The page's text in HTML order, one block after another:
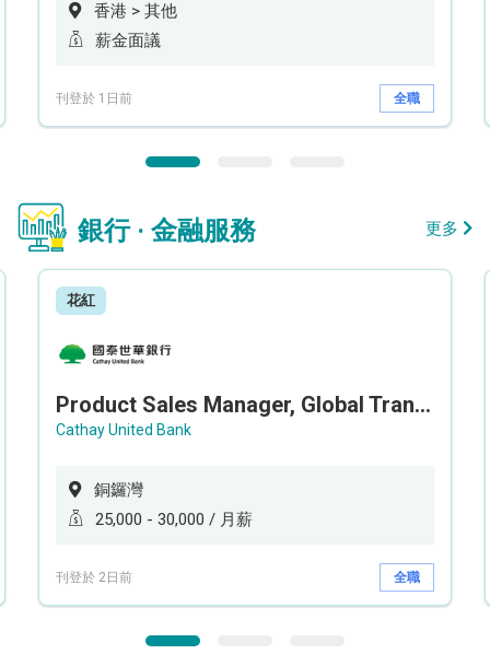
香港 > 其他
薪金面議
刊登於 1日前 全職
銀行 · 金融服務 更多
花紅
Product Sales Manager, Global Transaction Service (GTS)
Cathay United Bank
銅鑼灣
25,000 - 30,000 / 月薪
刊登於 2日前 全職